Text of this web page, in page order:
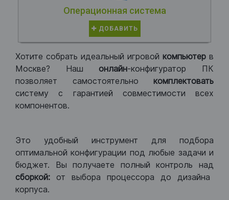
Операционная система
ДОБАВИТЬ
Хотите собрать идеальный игровой компьютер в
Москве? Нашонлайн-конфигуратор ПК
позволяет самостоятельно комплектовать
систему с гарантией совместимости всех
компонентов.
Это удобный инструмент для подбора
оптимальной конфигурации под любые задачи и
бюджет. Вы получаете полный контроль над
сборкой: от выбора процессора до дизайна
корпуса.